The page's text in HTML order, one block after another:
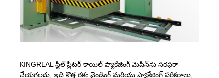
KINGREAL స్టీల్ స్లిటర్ కాయిల్ ప్యాకేజింగ్ మెషీన్‌ను సరఫరా
చేయగలదు, ఇది కొత్త రకం వైండింగ్ మరియు ప్యాకేజింగ్ పరికరాలు,